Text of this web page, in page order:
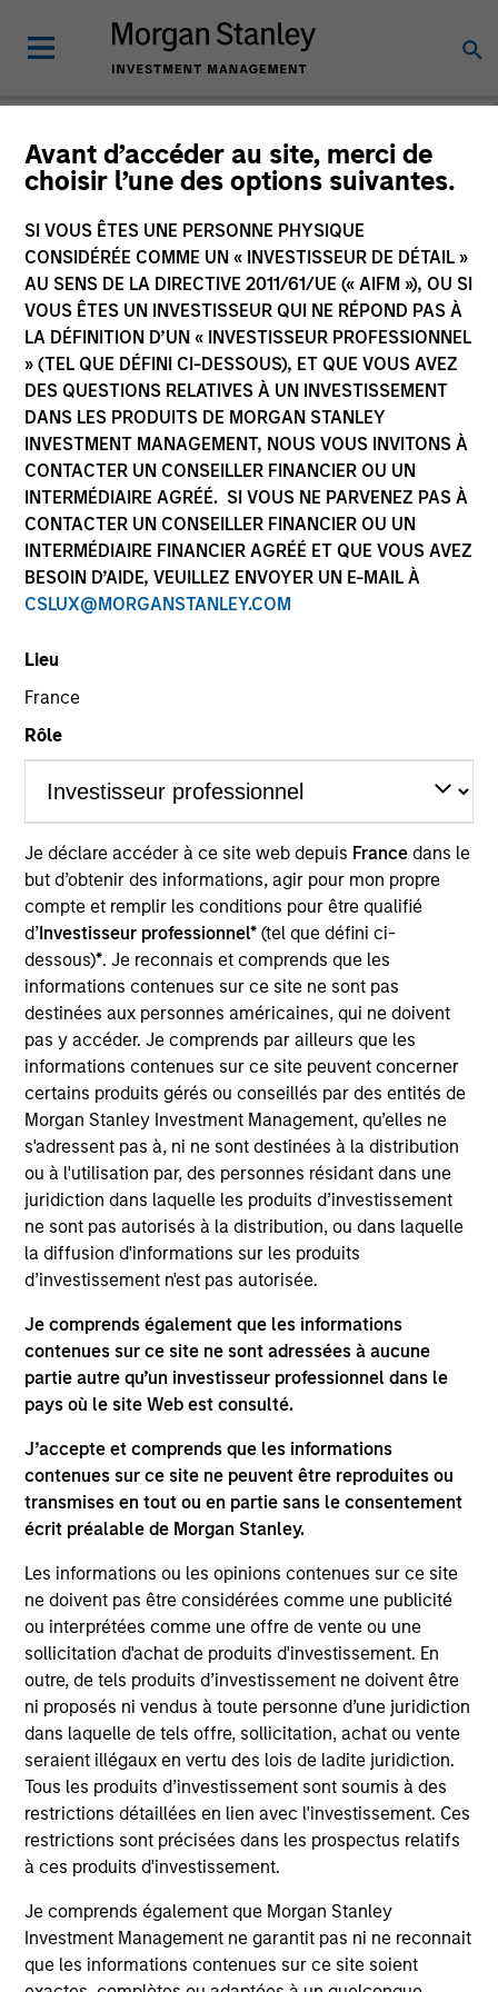
Avant d’accéder au site, merci de
choisir l’une des options suivantes.
SI VOUS ÊTES UNE PERSONNE PHYSIQUE
CONSIDÉRÉE COMME UN « INVESTISSEUR DE DÉTAIL »
AU SENS DE LA DIRECTIVE 2011/61/UE (« AIFM »), OU SI
VOUS ÊTES UN INVESTISSEUR QUI NE RÉPOND PAS À
LA DÉFINITION D’UN « INVESTISSEUR PROFESSIONNEL
» (TEL QUE DÉFINI CI-DESSOUS), ET QUE VOUS AVEZ
DES QUESTIONS RELATIVES À UN INVESTISSEMENT
DANS LES PRODUITS DE MORGAN STANLEY
INVESTMENT MANAGEMENT, NOUS VOUS INVITONS À
CONTACTER UN CONSEILLER FINANCIER OU UN
INTERMÉDIAIRE AGRÉÉ. SI VOUS NE PARVENEZ PAS À
CONTACTER UN CONSEILLER FINANCIER OU UN
INTERMÉDIAIRE FINANCIER AGRÉÉ ET QUE VOUS AVEZ
BESOIN D’AIDE, VEUILLEZ ENVOYER UN E-MAIL À
CSLUX@MORGANSTANLEY.COM
Lieu
France
Rôle
Je déclare accéder à ce site web depuis France dans le
but d’obtenir des informations, agir pour mon propre
compte et remplir les conditions pour être qualifié
d’Investisseur professionnel*(tel que défini ci-
dessous)*. Je reconnais et comprends que les
informations contenues sur ce site ne sont pas
destinées aux personnes américaines, qui ne doivent
pas y accéder. Je comprends par ailleurs que les
informations contenues sur ce site peuvent concerner
certains produits gérés ou conseillés par des entités de
Morgan Stanley Investment Management, qu’elles ne
s'adressent pas à, ni ne sont destinées à la distribution
ou à l'utilisation par, des personnes résidant dans une
juridiction dans laquelle les produits d’investissement
ne sont pas autorisés à la distribution, ou dans laquelle
la diffusion d'informations sur les produits
d’investissement n'est pas autorisée.
Je comprends également que les informations
contenues sur ce site ne sont adressées à aucune
partie autre qu’un investisseur professionnel dans le
pays où le site Web est consulté.
J’accepte et comprends que les informations
contenues sur ce site ne peuvent être reproduites ou
transmises en tout ou en partie sans le consentement
écrit préalable de Morgan Stanley.
Les informations ou les opinions contenues sur ce site
ne doivent pas être considérées comme une publicité
ou interprétées comme une offre de vente ou une
sollicitation d'achat de produits d'investissement. En
outre, de tels produits d’investissement ne doivent être
ni proposés ni vendus à toute personne d’une juridiction
dans laquelle de tels offre, sollicitation, achat ou vente
seraient illégaux en vertu des lois de ladite juridiction.
Tous les produits d’investissement sont soumis à des
restrictions détaillées en lien avec l'investissement. Ces
restrictions sont précisées dans les prospectus relatifs
à ces produits d'investissement.
Je comprends également que Morgan Stanley
Investment Management ne garantit pas ni ne reconnait
que les informations contenues sur ce site soient
Slimmon's Take
Andrew Slimmon
Managing Director
Andrew Slimmon, lead portfolio
manager of the Applied Equity
Advisors suite of funds and
strategies shares his TAKE --
Takeaways & Key Expectations – on
the financial markets.
Mid-Year Equity Market Outlook -
July 2026
6 JUIL. 2026
In his latest TAKE, Senior Portfolio Manager
market outlook, explaining why the 2026 rally
looks rational and where opportunities may
emerge beyond the obvious AI beneficiaries.
Equity Market Commentary - June
2026
17 JUIN 2026
In his most recent TAKE, Senior Portfolio
Manager Andrew Slimmon reminds investors to
think beyond the macro. Instead, he
encourages a focus on the micro, specifically
the extraordinary Q1 results delivered so far
that are forcing analysts to raise future